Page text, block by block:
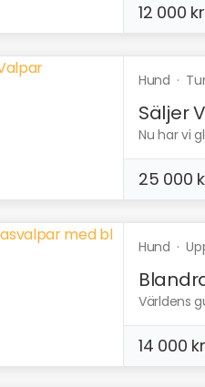
12 000 kr
Hund ·
Säljer
Nu har vi
25 000
Hund ·
Världens
14 000 kr